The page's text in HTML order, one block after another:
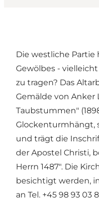
Die westliche Partie
Gewölbes -
zu tragen? Das
Gemälde von Anker
Taubstummen"
Glockenturmhängt,
und trägt die
der Apostel Christi,
Herrn 1487". Die
besichtigt werden,
an Tel. +45 98 93 03